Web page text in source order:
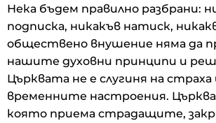
Нека бъдем правилно разбрани:
подписка, никакъв натиск,
обществено внушение няма да
нашите духовни принципи и
Църквата не е слугиня на страха
временните настроения.
която приема страдащите,